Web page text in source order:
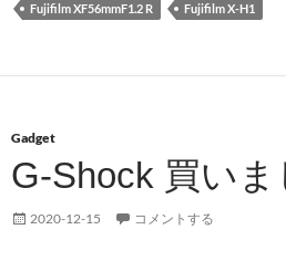
Fujifilm XF56mmF1.2 R Fujifilm X-H1
Gadget
G-Shock 買いま
2020-12-15 コメントする